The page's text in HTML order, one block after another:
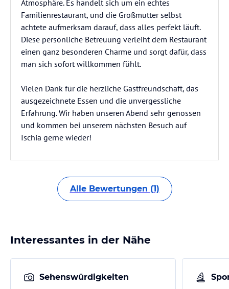
Atmosphäre. Es handelt sich um ein echtes
Familienrestaurant, und die Großmutter selbst
achtete aufmerksam darauf, dass alles perfekt läuft.
Diese persönliche Betreuung verleiht dem Restaurant
einen ganz besonderen Charme und sorgt dafür, dass
man sich sofort willkommen fühlt.
Vielen Dank für die herzliche Gastfreundschaft, das
ausgezeichnete Essen und die unvergessliche
Erfahrung. Wir haben unseren Abend sehr genossen
und kommen bei unserem nächsten Besuch auf
Ischia gerne wieder!
Alle Bewertungen (1)
Interessantes in der Nähe
Sehenswürdigkeiten